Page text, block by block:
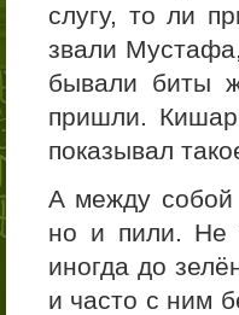
слугу, то ли
звали
бывали биты
пришли.
показывал
А между собой
но и пили. Не
иногда до
и часто с ним